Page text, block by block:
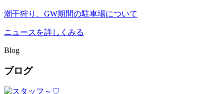
潮干狩り、GW期間の駐車場について
ニュースを詳しくみる
Blog
ブログ